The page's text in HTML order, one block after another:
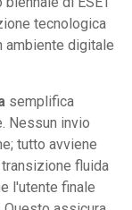
tecnologica
ambiente digitale
semplifica
Nessun invio
tutto avviene
fluida
l'utente finale